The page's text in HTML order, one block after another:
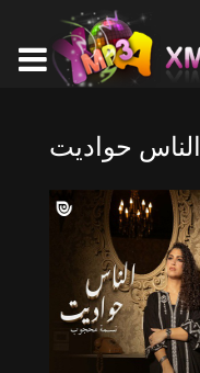
الناس حواديت